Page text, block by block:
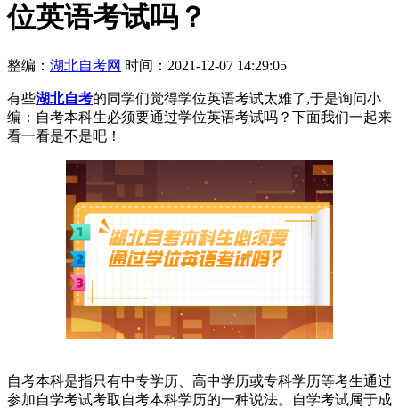
位英语考试吗？
整编： 湖北自考网 时间：2021-12-07 14:29:05
有些湖北自考的同学们觉得学位英语考试太难了,于是询问小
编：自考本科生必须要通过学位英语考试吗？下面我们一起来
看一看是不是吧！
自考本科是指只有中专学历、高中学历或专科学历等考生通过
参加自学考试考取自考本科学历的一种说法。自学考试属于成